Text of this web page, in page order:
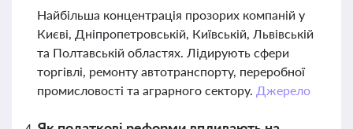
Найбільша концентрація прозорих компаній у
Києві, Дніпропетровській, Київській, Львівській
та Полтавській областях. Лідирують сфери
торгівлі, ремонту автотранспорту, переробної
промисловості та аграрного сектору. Джерело